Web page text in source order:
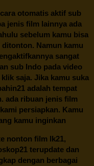
otomatis aktif sub
jenis film lainnya ada
sebelum kamu bisa
Namun kamu
sangat
sub Indo pada video
saja. Jika kamu suka
adalah tempat
ada ribuan jenis film
persiapkan. Kamu
kamu inginkan
nonton film lk21,
terupdate dan
dengan berbagai